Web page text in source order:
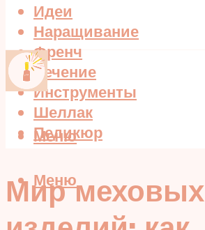
Идеи
Наращивание
Френч
Лечение
Инструменты
Шеллак
Педикюр
Меню
Меню
Мир меховых